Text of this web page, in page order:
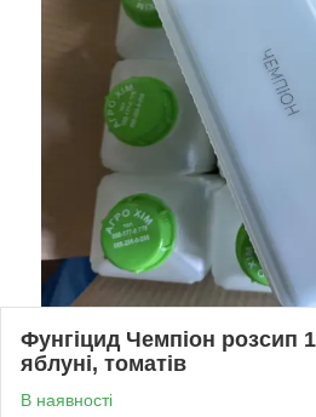
Фунгіцид Чемпіон розсип
яблуні, томатів
В наявності